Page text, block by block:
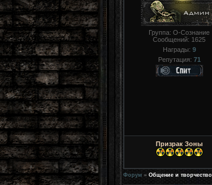
Группа: О-Сознание
Сообщений: 1625
Награды: 9
Репутация: 71
Призрак Зоны
Форум » Общение и творчество